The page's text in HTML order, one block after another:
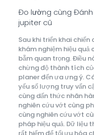
Đo lường cùng Đánh
jupiter cũ
Sau khi triển khai
khám nghiệm hiệu quả
bẵm quan trọng. Điều
chừng độ thành tích
planer đến ưa ưng ý.
yếu số lượng truy vấn
cùng dấn thức nhãn
nghiên cứu vớt cùng
cùng nghiên cứu vớt
pháp hiệu quả. Dữ liệu